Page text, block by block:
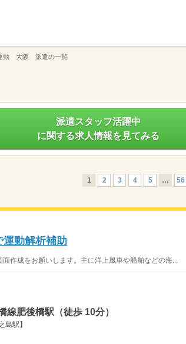
動 大阪 派遣の一覧
派遣スタッフ活躍中
に関する求人情報を見てみる
1 2 3 4 5 … 56
動解析補助
作成をお願いします。主に洋上風車や船舶などの海...
線肥後橋駅（徒歩 10分）
島駅】